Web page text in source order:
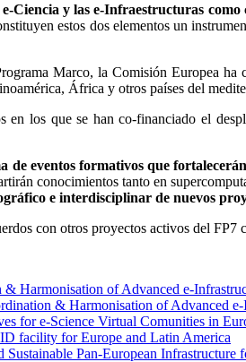
e-Ciencia y las e-Infraestructuras como
estos dos elementos un
Marco, la Comisión Europea ha
África y otros países del
en los que se han co-financiado el
de eventos formativos que
conocimientos tanto en
e interdisciplinar de nuevos
con otros proyectos activos del FP7
Harmonisation of Advanced e-
& Harmonisation of Advanced e-
for e-Science Virtual Comunities in
facility for Europe and Latin America
Pan-European Infrastructure